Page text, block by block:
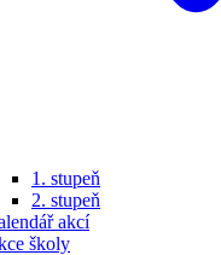
1. stupeň
2. stupeň
akcí
školy